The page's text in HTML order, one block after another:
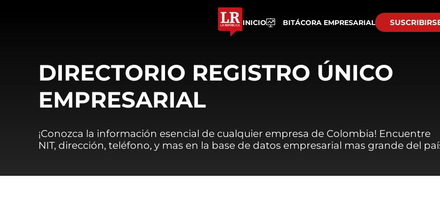
INICIO BITÁCORA EMPRESARIAL
DIRECTORIO REGISTRO ÚNICO
EMPRESARIAL
¡Conozca la información esencial de cualquier empresa de Colombia! Encuentre
NIT, dirección, teléfono, y mas en la base de datos empresarial mas grande del